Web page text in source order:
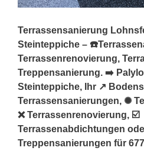
Terrassensanierung
Steinteppiche –
Terrassenrenovierung,
Treppensanierung. ➡️
Steinteppiche, Ihr ↗️
Terrassensanierungen, ✺
❌ Terrassenrenovierung, ☑️
Terrassenabdichtungen
Treppensanierungen für